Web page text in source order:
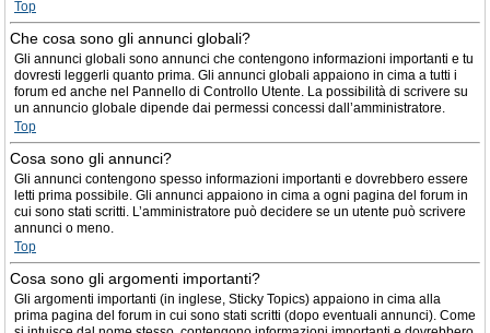
Top
Che cosa sono gli annunci globali?
Gli annunci globali sono annunci che contengono informazioni importanti e tu
dovresti leggerli quanto prima. Gli annunci globali appaiono in cima a tutti i
forum ed anche nel Pannello di Controllo Utente. La possibilità di scrivere su
un annuncio globale dipende dai permessi concessi dall’amministratore.
Top
Cosa sono gli annunci?
Gli annunci contengono spesso informazioni importanti e dovrebbero essere
letti prima possibile. Gli annunci appaiono in cima a ogni pagina del forum in
cui sono stati scritti. L’amministratore può decidere se un utente può scrivere
annunci o meno.
Top
Cosa sono gli argomenti importanti?
Gli argomenti importanti (in inglese, Sticky Topics) appaiono in cima alla
prima pagina del forum in cui sono stati scritti (dopo eventuali annunci). Come